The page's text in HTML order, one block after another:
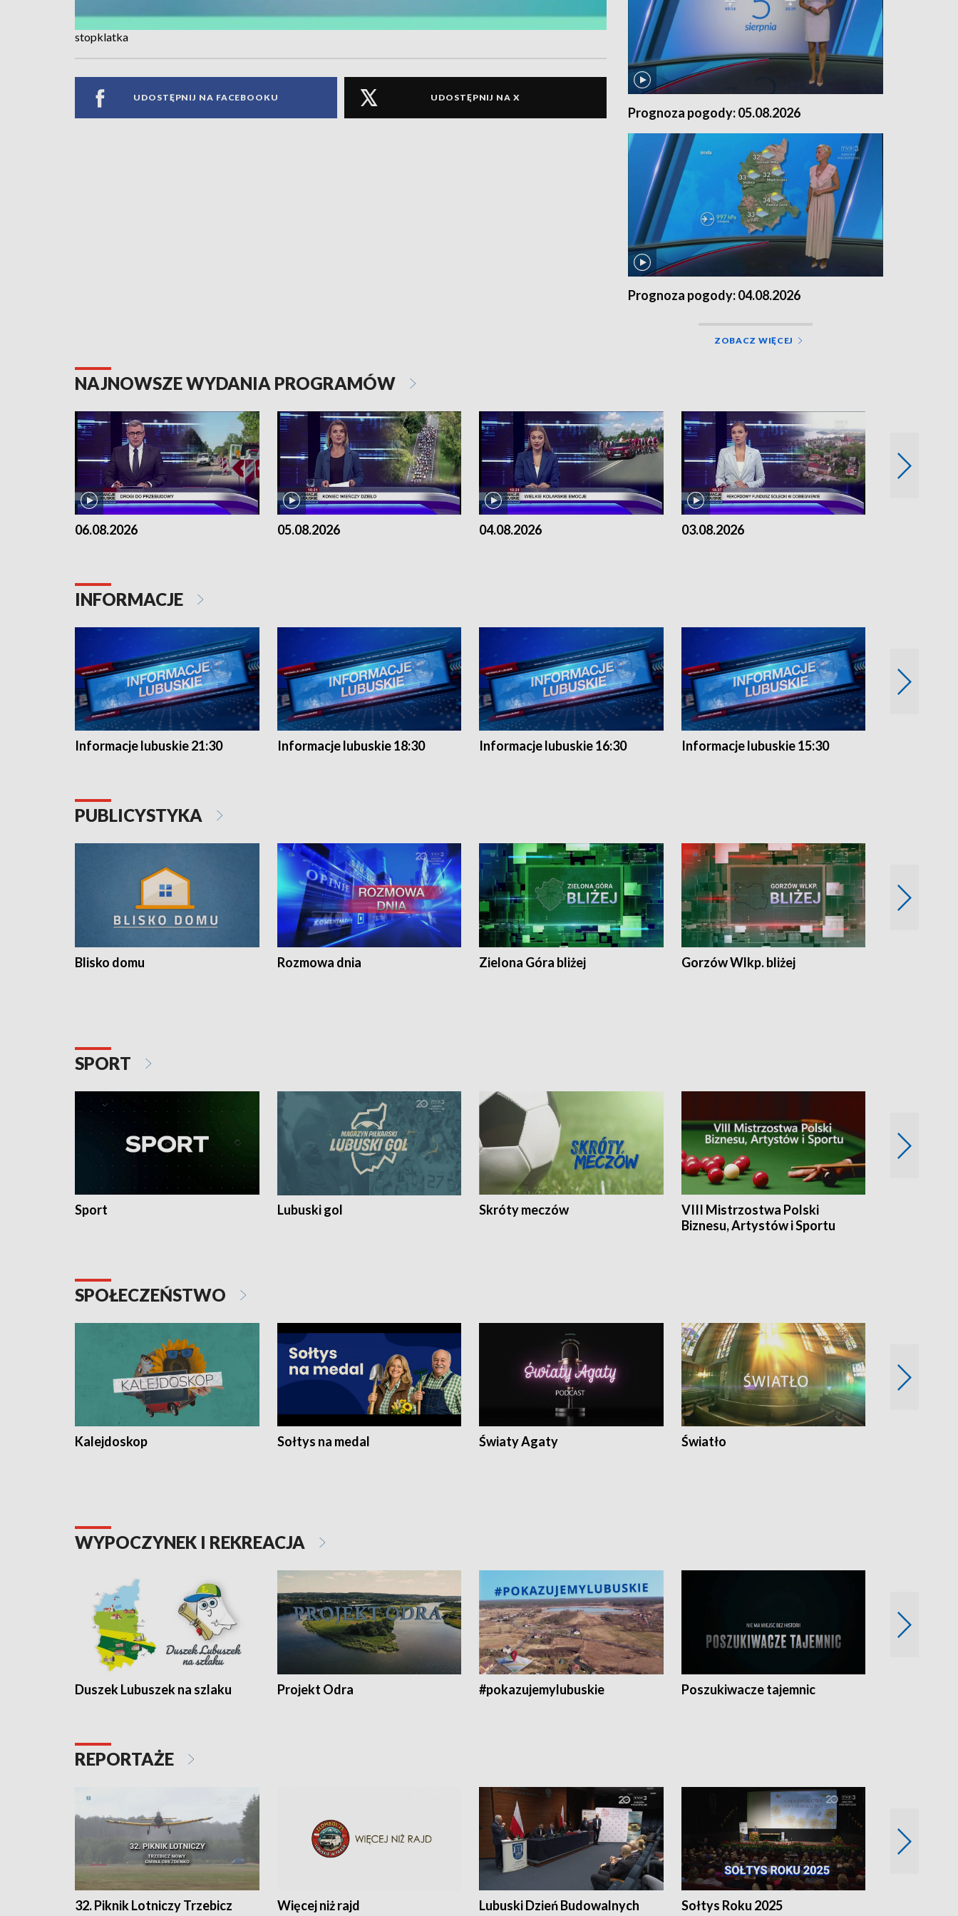
stopklatka
UDOSTĘPNIJ NA FACEBOOKU UDOSTĘPNIJ NA X
Prognoza pogody: 05.08.2026
Prognoza pogody: 04.08.2026
ZOBACZ WIĘCEJ
NAJNOWSZE WYDANIA PROGRAMÓW
06.08.2026 05.08.2026 04.08.2026 03.08.2026
INFORMACJE
Informacje lubuskie 21:30 Informacje lubuskie 18:30 Informacje lubuskie 16:30 Informacje lubuskie 15:30
PUBLICYSTYKA
Blisko domu Rozmowa dnia Zielona Góra bliżej Gorzów Wlkp. bliżej
SPORT
Sport Lubuski gol Skróty meczów
VIII Mistrzostwa Polski
Biznesu, Artystów i Sportu
SPOŁECZEŃSTWO
Kalejdoskop Sołtys na medal Światy Agaty Światło
WYPOCZYNEK I REKREACJA
Duszek Lubuszek na szlaku Projekt Odra #pokazujemylubuskie Poszukiwacze tajemnic
REPORTAŻE
32. Piknik Lotniczy Trzebicz
Więcej niż rajd Lubuski Dzień Budowalnych Sołtys Roku 2025